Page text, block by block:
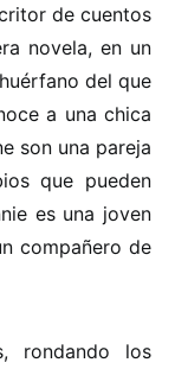
de cuentos
novela, en un
del que
a una chica
son una pareja
que pueden
es una joven
compañero de
rondando los